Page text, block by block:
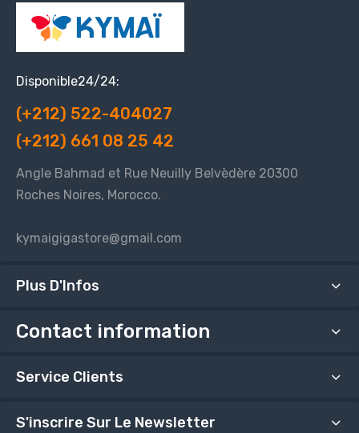
Disponible24/24:
(+212) 522-404027
(+212) 661 08 25 42
Angle Bahmad et Rue Neuilly Belvèdère 20300
Roches Noires, Morocco.
kymaigigastore@gmail.com
Plus D'Infos
Contact information
Service Clients
S'inscrire Sur Le Newsletter